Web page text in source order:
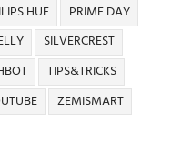
HUE
PRIME DAY
SILVERCREST
TIPS&TRICKS
ZEMISMART